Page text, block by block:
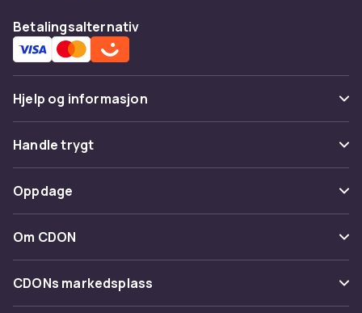
Betalingsalternativ
Hjelp og informasjon
Vanlige spørsmål
Spor pakke
Angre & returner her
Kontakt oss
Handle trygt
Betaling
Levering
Tilbakekallinger
Oppdage
Kategorier
Varemerker
Om CDON
Om oss
Kundeanmeldelser
CDONs markedsplass